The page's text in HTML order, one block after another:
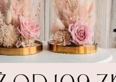
podziękowanie dla Mamy